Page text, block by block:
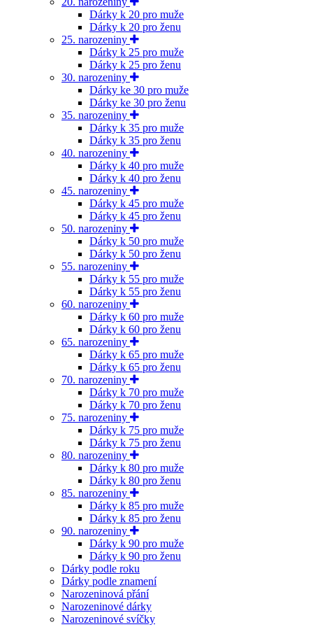
Dárky k 20 pro muže
Dárky k 20 pro ženu
25. narozeniny
Dárky k 25 pro muže
Dárky k 25 pro ženu
30. narozeniny
Dárky ke 30 pro muže
Dárky ke 30 pro ženu
35. narozeniny
Dárky k 35 pro muže
Dárky k 35 pro ženu
40. narozeniny
Dárky k 40 pro muže
Dárky k 40 pro ženu
45. narozeniny
Dárky k 45 pro muže
Dárky k 45 pro ženu
50. narozeniny
Dárky k 50 pro muže
Dárky k 50 pro ženu
55. narozeniny
Dárky k 55 pro muže
Dárky k 55 pro ženu
60. narozeniny
Dárky k 60 pro muže
Dárky k 60 pro ženu
65. narozeniny
Dárky k 65 pro muže
Dárky k 65 pro ženu
70. narozeniny
Dárky k 70 pro muže
Dárky k 70 pro ženu
75. narozeniny
Dárky k 75 pro muže
Dárky k 75 pro ženu
80. narozeniny
Dárky k 80 pro muže
Dárky k 80 pro ženu
85. narozeniny
Dárky k 85 pro muže
Dárky k 85 pro ženu
90. narozeniny
Dárky k 90 pro muže
Dárky k 90 pro ženu
Dárky podle roku
Dárky podle znamení
Narozeninová přání
Narozeninové dárky
Narozeninové svíčky